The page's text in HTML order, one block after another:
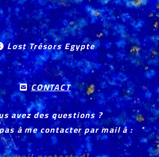
Lost Trésors Egypte
 CONTACT
avez des questions ?
à me contacter par mail à :